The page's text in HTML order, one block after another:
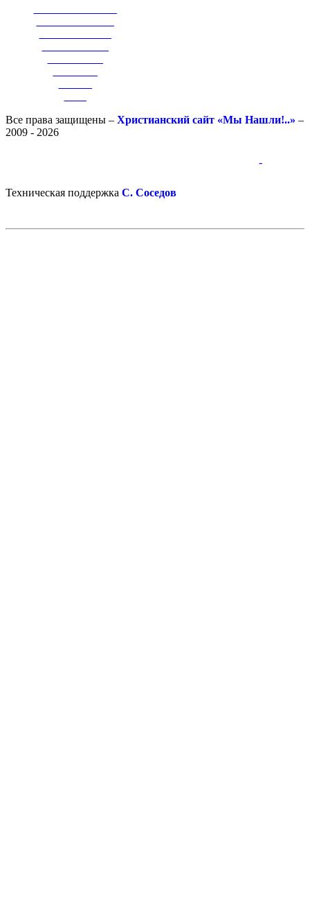
Все права защищены – Христианский сайт «Мы Нашли!..» –
2009 - 2026
-
Техническая поддержка С. Соседов